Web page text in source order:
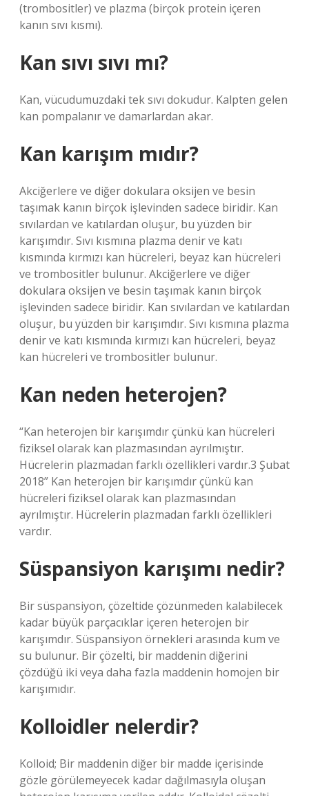
(trombositler) ve plazma (birçok protein içeren
kanın sıvı kısmı).
Kan sıvı sıvı mı?
Kan, vücudumuzdaki tek sıvı dokudur. Kalpten gelen
kan pompalanır ve damarlardan akar.
Kan karışım mıdır?
Akciğerlere ve diğer dokulara oksijen ve besin
taşımak kanın birçok işlevinden sadece biridir. Kan
sıvılardan ve katılardan oluşur, bu yüzden bir
karışımdır. Sıvı kısmına plazma denir ve katı
kısmında kırmızı kan hücreleri, beyaz kan hücreleri
ve trombositler bulunur. Akciğerlere ve diğer
dokulara oksijen ve besin taşımak kanın birçok
işlevinden sadece biridir. Kan sıvılardan ve katılardan
oluşur, bu yüzden bir karışımdır. Sıvı kısmına plazma
denir ve katı kısmında kırmızı kan hücreleri, beyaz
kan hücreleri ve trombositler bulunur.
Kan neden heterojen?
“Kan heterojen bir karışımdır çünkü kan hücreleri
fiziksel olarak kan plazmasından ayrılmıştır.
Hücrelerin plazmadan farklı özellikleri vardır.3 Şubat
2018” Kan heterojen bir karışımdır çünkü kan
hücreleri fiziksel olarak kan plazmasından
ayrılmıştır. Hücrelerin plazmadan farklı özellikleri
vardır.
Süspansiyon karışımı nedir?
Bir süspansiyon, çözeltide çözünmeden kalabilecek
kadar büyük parçacıklar içeren heterojen bir
karışımdır. Süspansiyon örnekleri arasında kum ve
su bulunur. Bir çözelti, bir maddenin diğerini
çözdüğü iki veya daha fazla maddenin homojen bir
karışımıdır.
Kolloidler nelerdir?
Kolloid; Bir maddenin diğer bir madde içerisinde
gözle görülemeyecek kadar dağılmasıyla oluşan